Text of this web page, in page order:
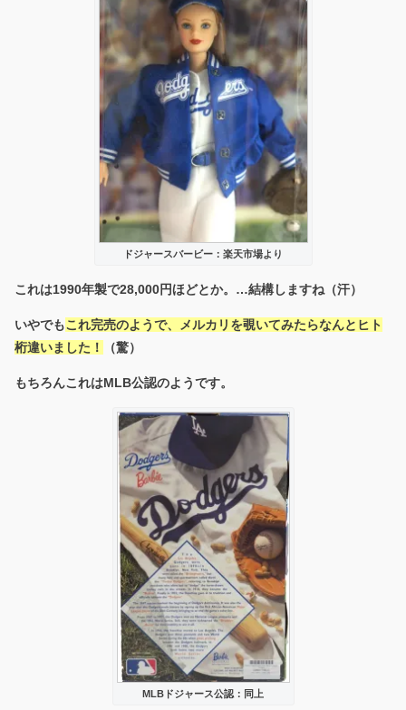
ドジャースバービー：楽天市場より
これは1990年製で28,000円ほどとか。…結構しますね（汗）
いやでもこれ完売のようで、メルカリを覗いてみたらなんとヒト
桁違いました！
（驚）
もちろんこれはMLB公認のようです。
MLBドジャース公認：同上